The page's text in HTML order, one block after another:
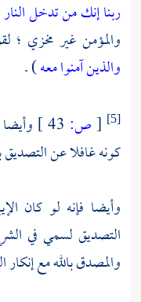
ربنا إنك من تدخل
والمؤمن غير مخزي ؛
والذين آمنوا معه) .
[5]
[ص:
كونه غافلا عن التصديق
وأيضا فإنه لو كان
التصديق لسمي في
والمصدق بالله مع إنكار